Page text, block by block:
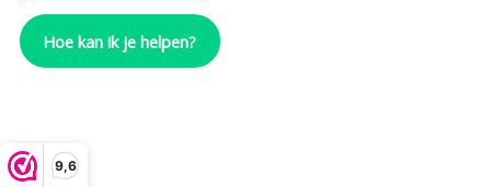
9,6
Hoe kan ik je helpen?